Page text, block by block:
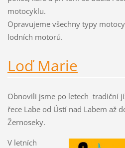
motocyklu.
Opravujeme všechny typy
lodních motorů.
Loď Marie
Obnovili jsme po letech tradiční
řece Labe od Ústí nad Labem až
Žernoseky.
V letních